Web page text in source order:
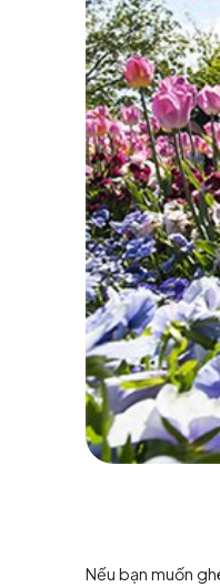
Nói về
tâm thành
4.500
người có thể
nhà hàng